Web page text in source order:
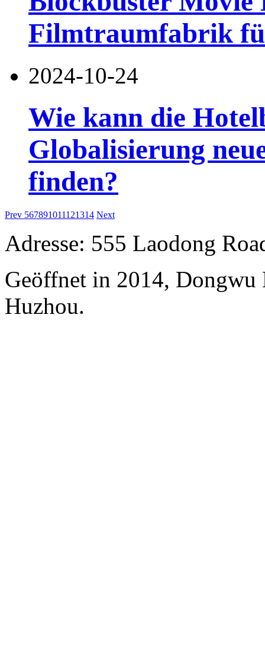
Filmtraumfabrik
2024-10-24
Wie kann die
Globalisierung
finden?
Prev 567891011121314 Next
Adresse: 555 Laodong
Geöffnet in 2014,
Huzhou.